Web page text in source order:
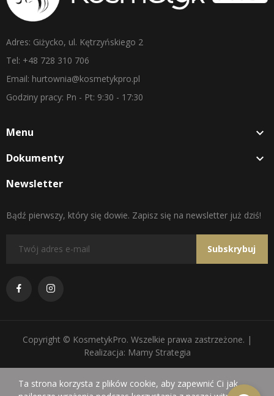
Adres: Giżycko, ul. Kętrzyńskiego 2
Tel: +48 728 310 706
Email: hurtownia@kosmetykpro.pl
Godziny pracy: Pn - Pt: 9:30 - 17:30
Menu 
Dokumenty 
Newsletter
Bądź pierwszy, który się dowie. Zapisz się na newsletter już dziś!
Subskrybuj
Copyright © KosmetykPro. Wszelkie prawa zastrzeżone. |
Realizacja: Mamy Strategia
Ta strona korzysta z plików cookie, aby zapewnić Ci jak